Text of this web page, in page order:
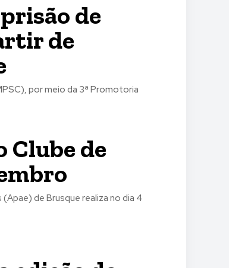
de
de
por meio da 3ª Promotoria
Clube de
de Brusque realiza no dia 4